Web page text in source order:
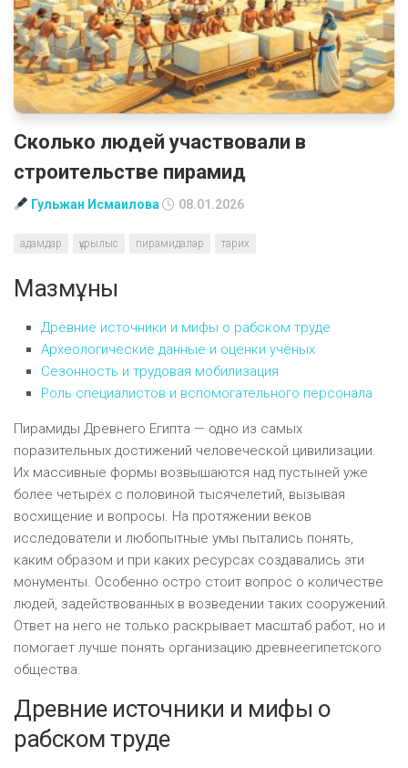
Сколько людей участвовали в
строительстве пирамид
Гульжан Исмаилова 08.01.2026
адамдар құрылыс пирамидалар тарих
Мазмұны
Древние источники и мифы о рабском труде
Археологические данные и оценки учёных
Сезонность и трудовая мобилизация
Роль специалистов и вспомогательного персонала
Пирамиды Древнего Египта — одно из самых
поразительных достижений человеческой цивилизации.
Их массивные формы возвышаются над пустыней уже
более четырёх с половиной тысячелетий, вызывая
восхищение и вопросы. На протяжении веков
исследователи и любопытные умы пытались понять,
каким образом и при каких ресурсах создавались эти
монументы. Особенно остро стоит вопрос о количестве
людей, задействованных в возведении таких сооружений.
Ответ на него не только раскрывает масштаб работ, но и
помогает лучше понять организацию древнеегипетского
общества.
Древние источники и мифы о
рабском труде